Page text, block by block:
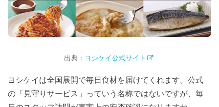
出典： ヨシケイ公式サイト
ヨシケイは全国展開で毎日食材を届けてくれます。公式
の「見守りサービス」っていう名称ではないですが、毎